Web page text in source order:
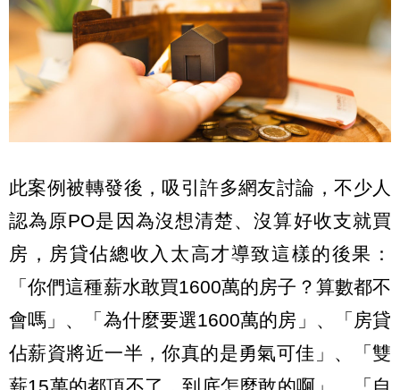
此案例被轉發後，吸引許多網友討論，不少人
認為原PO是因為沒想清楚、沒算好收支就買
房，房貸佔總收入太高才導致這樣的後果：
「你們這種薪水敢買1600萬的房子？算數都不
會嗎」、「為什麼要選1600萬的房」、「房貸
佔薪資將近一半，你真的是勇氣可佳」、「雙